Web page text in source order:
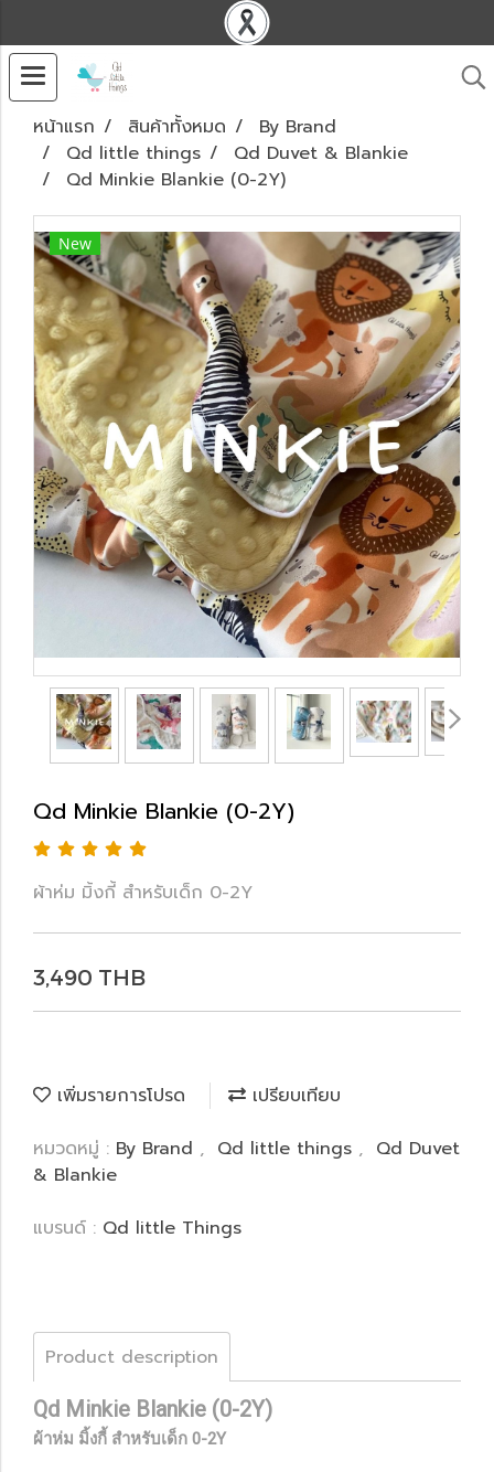
หน้าแรก สินค้าทั้งหมด
By Brand
Qd little things
Qd Duvet & Blankie
Qd Minkie Blankie (0-2Y)
New
Qd Minkie Blankie (0-2Y)
ผ้าห่ม มิ้งกี้ สำหรับเด็ก 0-2Y
3,490 THB
เพิ่มรายการโปรด
เปรียบเทียบ
หมวดหมู่ : By Brand , Qd little things , Qd Duvet
& Blankie
แบรนด์ : Qd little Things
Product description
Qd Minkie Blankie (0-2Y)
ผ้าห่ม มิ้งกี้ สำหรับเด็ก 0-2Y